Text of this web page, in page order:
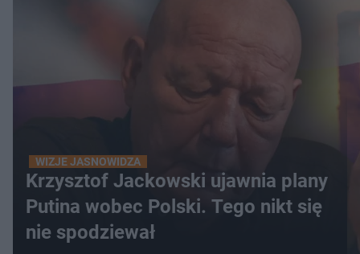
WIZJE JASNOWIDZA
Krzysztof Jackowski ujawnia plany
Putina wobec Polski. Tego nikt się
nie spodziewał